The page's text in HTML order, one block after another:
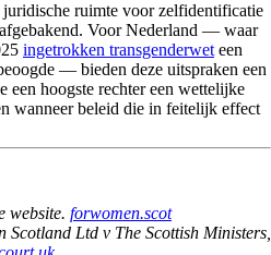
ruimte voor zelfidentificatie
Voor Nederland — waar
ingetrokken transgenderwet een
— bieden deze uitspraken een
een hoogste rechter een wettelijke
wanneer beleid die in feitelijk effect
website. forwomen.scot
Scotland Ltd v The Scottish Ministers